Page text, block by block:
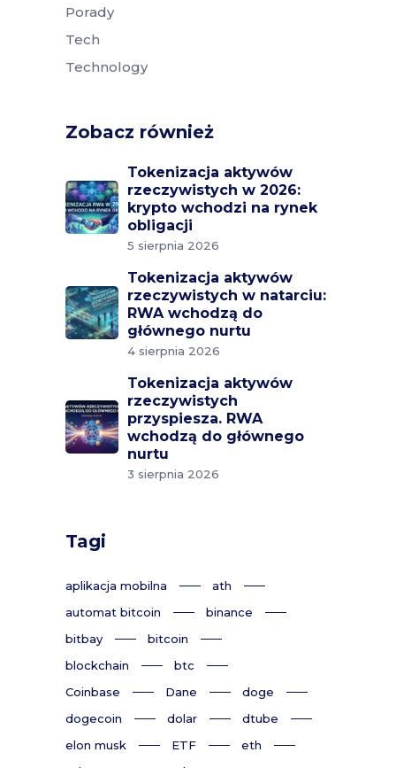
Porady
Tech
Technology
Zobacz również
Tokenizacja aktywów
rzeczywistych w 2026:
krypto wchodzi na rynek
obligacji
5 sierpnia 2026
Tokenizacja aktywów
rzeczywistych w natarciu:
RWA wchodzą do
głównego nurtu
4 sierpnia 2026
Tokenizacja aktywów
rzeczywistych
przyspiesza. RWA
wchodzą do głównego
nurtu
3 sierpnia 2026
Tagi
aplikacja mobilna
ath
automat bitcoin
binance
bitbay
bitcoin
blockchain
btc
Coinbase
Dane
doge
dogecoin
dolar
dtube
elon musk
ETF
eth